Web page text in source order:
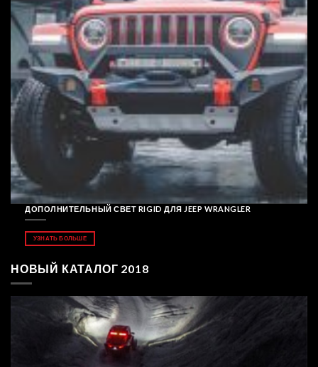
ДОПОЛНИТЕЛЬНЫЙ СВЕТ RIGID ДЛЯ JEEP WRANGLER
УЗНАТЬ БОЛЬШЕ
НОВЫЙ КАТАЛОГ 2018